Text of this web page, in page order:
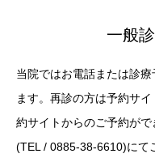
一般
当院ではお電話または診
ます。再診の方は予約サ
約サイトからのご予約が
(TEL / 0885-38-6610)にて